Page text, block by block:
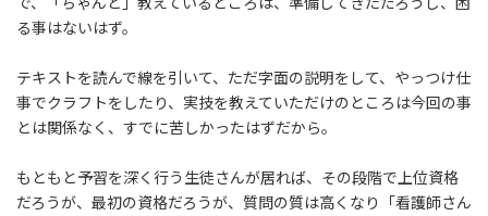
る事はないはず。
テキストを読んで線を引いて、ただ字面の説明をして、やっつけ仕
事でクラフトをしたり、実技を教えていただけのところは今回の事
とは関係なく、すでに苦しかったはずだから。
もともと予習を深く行う生徒さんが居れば、その段階で上位資格
だろうが、最初の資格だろうが、質問の質は高くなり「看護師さん